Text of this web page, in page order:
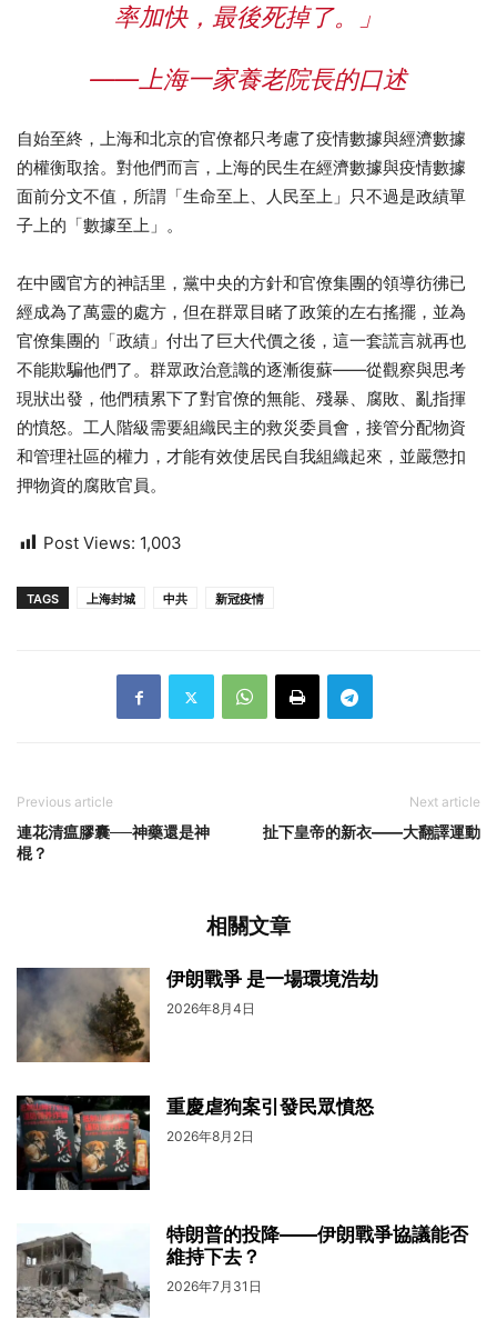
率加快，最後死掉了。」
——上海一家養老院長的口述
自始至終，上海和北京的官僚都只考慮了疫情數據與經濟數據
的權衡取捨。對他們而言，上海的民生在經濟數據與疫情數據
面前分文不值，所謂「生命至上、人民至上」只不過是政績單
子上的「數據至上」。
在中國官方的神話里，黨中央的方針和官僚集團的領導彷彿已
經成為了萬靈的處方，但在群眾目睹了政策的左右搖擺，並為
官僚集團的「政績」付出了巨大代價之後，這一套謊言就再也
不能欺騙他們了。群眾政治意識的逐漸復蘇——從觀察與思考
現狀出發，他們積累下了對官僚的無能、殘暴、腐敗、亂指揮
的憤怒。工人階級需要組織民主的救災委員會，接管分配物資
和管理社區的權力，才能有效使居民自我組織起來，並嚴懲扣
押物資的腐敗官員。
Post Views: 1,003
TAGS 上海封城 中共 新冠疫情
Previous article
連花清瘟膠囊──神藥還是神
棍？
Next article
扯下皇帝的新衣——大翻譯運動
相關文章
伊朗戰爭 是一場環境浩劫
2026年8月4日
重慶虐狗案引發民眾憤怒
2026年8月2日
特朗普的投降——伊朗戰爭協議能否
維持下去？
2026年7月31日